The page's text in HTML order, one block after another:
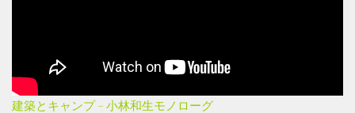
建築とキャンプ – 小林和生モノローグ